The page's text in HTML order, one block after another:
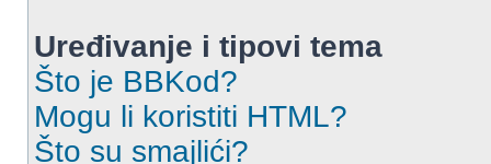
Uređivanje i tipovi tema
Što je BBKod?
Mogu li koristiti HTML?
Što su smajlići?